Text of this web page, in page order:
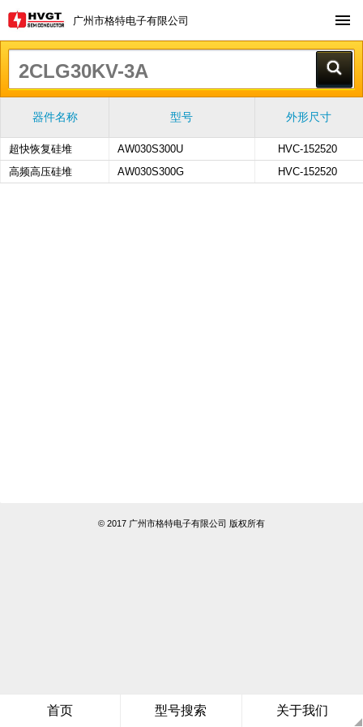
广州市格特电子有限公司
首页 型号搜索 关于我们
器件名称 型号 外形尺寸
超快恢复硅堆 AW030S300U
HVC-152520
高频高压硅堆
AW030S300G HVC-152520
© 2017 广州市格特电子有限公司 版权所有